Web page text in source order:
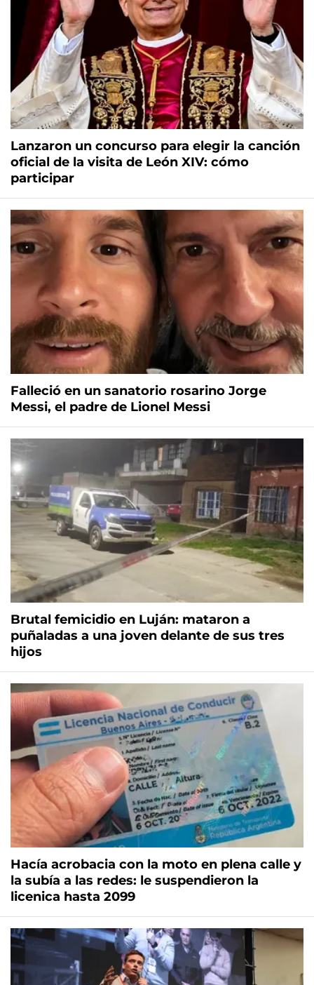
Lanzaron un concurso para elegir la canción
oficial de la visita de León XIV: cómo
participar
Falleció en un sanatorio rosarino Jorge
Messi, el padre de Lionel Messi
Brutal femicidio en Luján: mataron a
puñaladas a una joven delante de sus tres
hijos
Hacía acrobacia con la moto en plena calle y
la subía a las redes: le suspendieron la
licenica hasta 2099